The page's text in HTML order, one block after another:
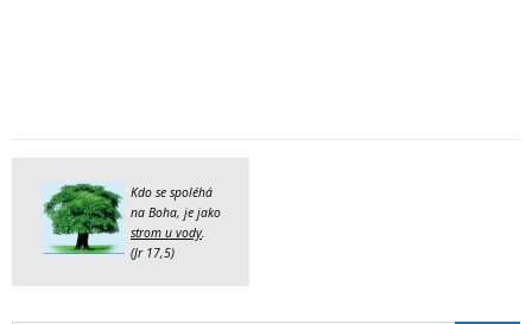
Kdo se spoléhá
na Boha, je jako
strom u vody.
(Jr 17,5)